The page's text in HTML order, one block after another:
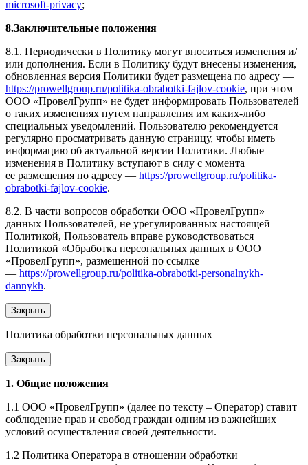
microsoft-privacy;
8.Заключительные положения
8.1. Периодически в Политику могут вноситься изменения и/
или дополнения. Если в Политику будут внесены изменения,
обновленная версия Политики будет размещена по адресу —
https://prowellgroup.ru/politika-obrabotki-fajlov-cookie, при этом
ООО «ПровелГрупп» не будет информировать Пользователей
о таких изменениях путем направления им каких-либо
специальных уведомлений. Пользователю рекомендуется
регулярно просматривать данную страницу, чтобы иметь
информацию об актуальной версии Политики. Любые
изменения в Политику вступают в силу с момента
ее размещения по адресу — https://prowellgroup.ru/politika-
obrabotki-fajlov-cookie.
8.2. В части вопросов обработки ООО «ПровелГрупп»
данных Пользователей, не урегулированных настоящей
Политикой, Пользователь вправе руководствоваться
Политикой «Обработка персональных данных в ООО
«ПровелГрупп», размещенной по ссылке
— https://prowellgroup.ru/politika-obrabotki-personalnykh-
dannykh.
Закрыть
Политика обработки персональных данных
Закрыть
1. Общие положения
1.1 ООО «ПровелГрупп» (далее по тексту – Оператор) ставит
соблюдение прав и свобод граждан одним из важнейших
условий осуществления своей деятельности.
1.2 Политика Оператора в отношении обработки